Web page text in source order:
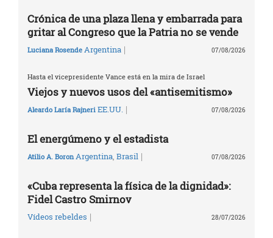
Crónica de una plaza llena y embarrada para
gritar al Congreso que la Patria no se vende
Luciana Rosende Argentina | 07/08/2026
Hasta el vicepresidente Vance está en la mira de Israel
Viejos y nuevos usos del «antisemitismo»
Aleardo Laría Rajneri EE.UU. | 07/08/2026
El energúmeno y el estadista
Atilio A. Boron Argentina, Brasil | 07/08/2026
«Cuba representa la física de la dignidad»:
Fidel Castro Smirnov
Vídeos rebeldes | 28/07/2026